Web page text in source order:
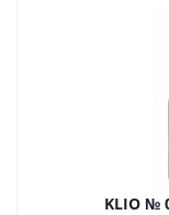
KLIO №